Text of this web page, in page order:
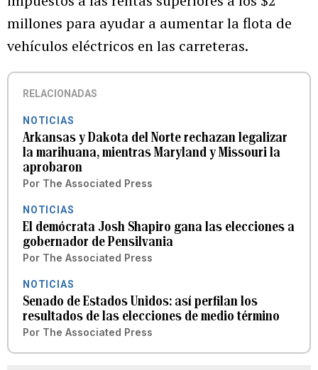
millones para ayudar a aumentar la flota de
vehículos eléctricos en las carreteras.
RELACIONADAS
NOTICIAS
Arkansas y Dakota del Norte rechazan legalizar
la marihuana, mientras Maryland y Missouri la
aprobaron
Por The Associated Press
NOTICIAS
El demócrata Josh Shapiro gana las elecciones a
gobernador de Pensilvania
Por The Associated Press
NOTICIAS
Senado de Estados Unidos: así perfilan los
resultados de las elecciones de medio término
Por The Associated Press